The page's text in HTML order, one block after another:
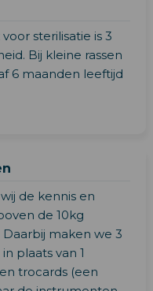
sterilisatie is 3
Bij kleine rassen
6 maanden leeftijd
de kennis en
de 10kg
maken we 3
plaats van 1
trocards (een